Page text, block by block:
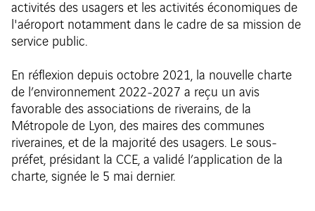
activités des usagers et les activités économiques de
l'aéroport notamment dans le cadre de sa mission de
service public.
En réflexion depuis octobre 2021, la nouvelle charte
de l’environnement 2022-2027 a reçu un avis
favorable des associations de riverains, de la
Métropole de Lyon, des maires des communes
riveraines, et de la majorité des usagers. Le sous-
préfet, présidant la CCE, a validé l’application de la
charte, signée le 5 mai dernier.